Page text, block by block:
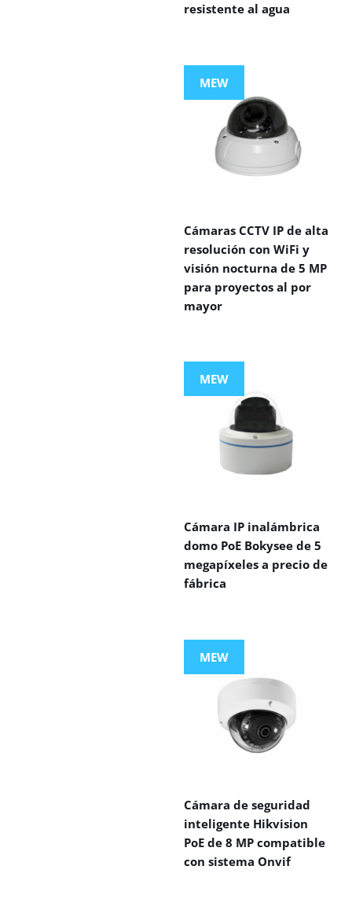
resistente al agua
MEW
Cámaras CCTV IP de alta
resolución con WiFi y
visión nocturna de 5 MP
para proyectos al por
mayor
MEW
Cámara IP inalámbrica
domo PoE Bokysee de 5
megapíxeles a precio de
fábrica
MEW
Cámara de seguridad
inteligente Hikvision
PoE de 8 MP compatible
con sistema Onvif